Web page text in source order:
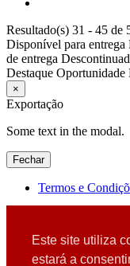
Este site utiliza
estará a
Resultado(s) 31 - 45 de
Disponível para entrega
de entrega
Destaque Oportunidade
×
Exportação
Some text in the modal.
Fechar
Termos e
Detectamos que está a